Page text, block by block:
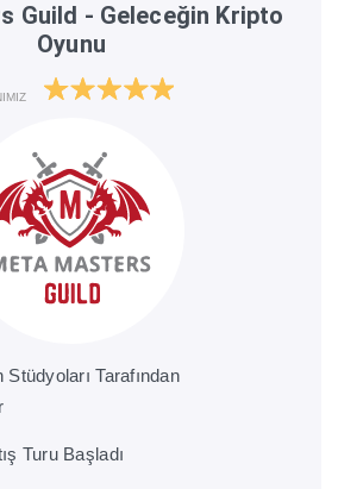
Guild - Geleceğin Kripto
Oyunu
Tarafından
Turu Başladı